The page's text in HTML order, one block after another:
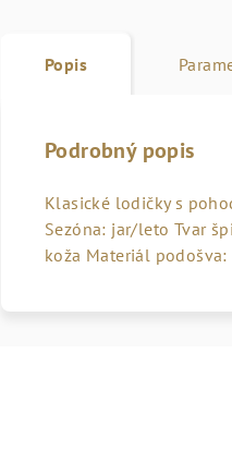
Popis
Podrobný popis
Klasické lodičky s
Sezóna: jar/leto Tvar
koža Materiál